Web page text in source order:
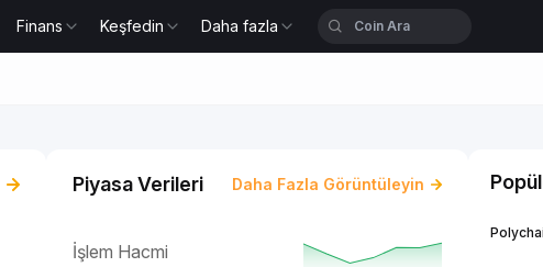
Finans Keşfedin Daha fazla
Piyasa Verileri Daha Fazla Görüntüleyin
İşlem Hacmi